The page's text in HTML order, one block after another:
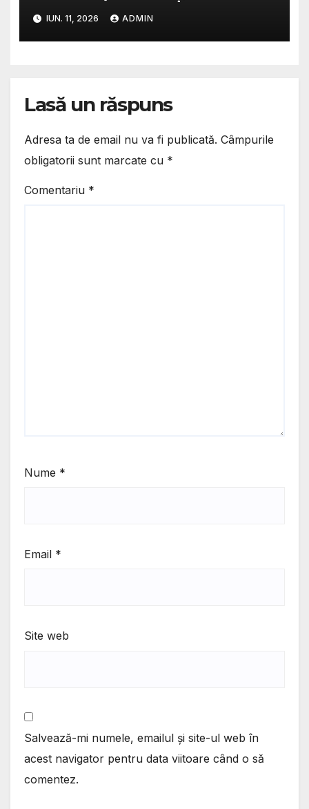
salariu de 16.000 de lei,
acuzată că lua șpagă de la
pacienți
IUN. 11, 2026 ADMIN
Lasă un răspuns
Adresa ta de email nu va fi publicată. Câmpurile
obligatorii sunt marcate cu *
Comentariu *
Nume *
Email *
Site web
Salvează-mi numele, emailul și site-ul web în
acest navigator pentru data viitoare când o să
comentez.